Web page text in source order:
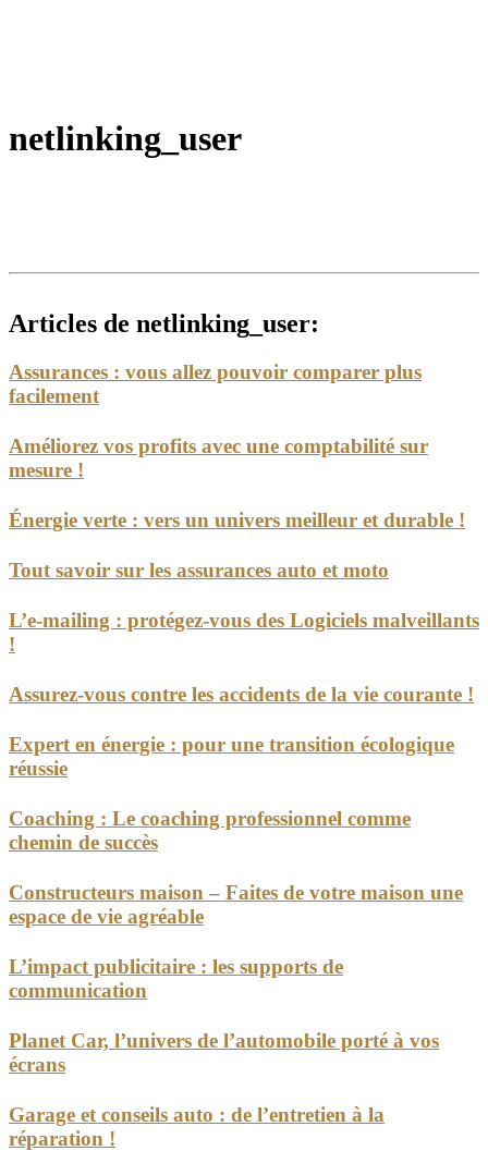
netlinking_user
Articles de netlinking_user:
Assurances : vous allez pouvoir comparer plus
facilement
Améliorez vos profits avec une comptabilité sur
mesure !
Énergie verte : vers un univers meilleur et durable !
Tout savoir sur les assurances auto et moto
L’e-mailing : protégez-vous des Logiciels malveillants
!
Assurez-vous contre les accidents de la vie courante !
Expert en énergie : pour une transition écologique
réussie
Coaching : Le coaching professionnel comme
chemin de succès
Constructeurs maison – Faites de votre maison une
espace de vie agréable
L’impact publicitaire : les supports de
communication
Planet Car, l’univers de l’automobile porté à vos
écrans
Garage et conseils auto : de l’entretien à la
réparation !